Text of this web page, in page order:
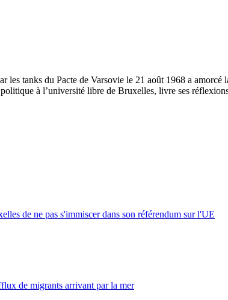
les tanks du Pacte de Varsovie le 21 août 1968 a
à l’université libre de Bruxelles, livre ses
de ne pas s'immiscer dans son référendum sur l'UE
de migrants arrivant par la mer